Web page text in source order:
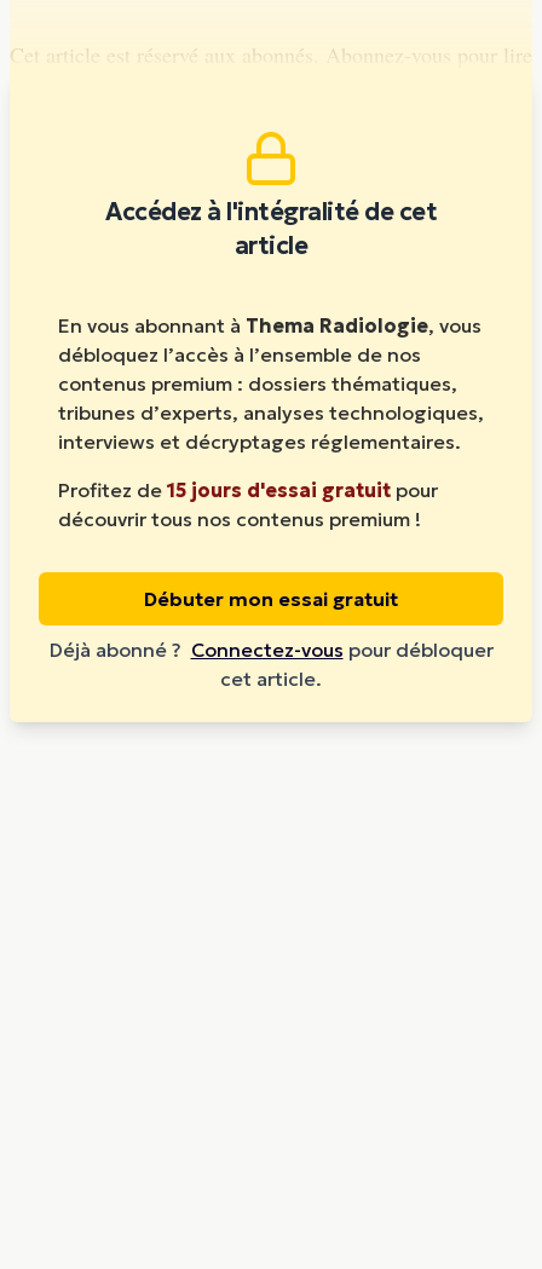
Cet article est réservé aux abonnés. Abonnez-vous pour lire
Accédez à l'intégralité de cet
article
En vous abonnant à Thema Radiologie, vous
débloquez l’accès à l’ensemble de nos
contenus premium : dossiers thématiques,
tribunes d’experts, analyses technologiques,
interviews et décryptages réglementaires.
Profitez de 15 jours d'essai gratuit pour
découvrir tous nos contenus premium !
Débuter mon essai gratuit
Déjà abonné ? Connectez-vous pour débloquer
cet article.